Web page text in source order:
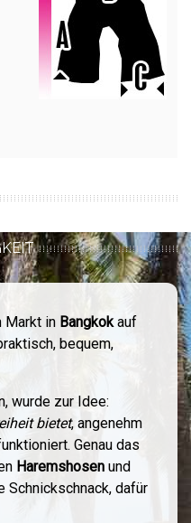
Markt in Bangkokauf
bequem,
wurde zur Idee:
bietet, angenehm
Genau das
Haremshosenund
Schnickschnack, dafür